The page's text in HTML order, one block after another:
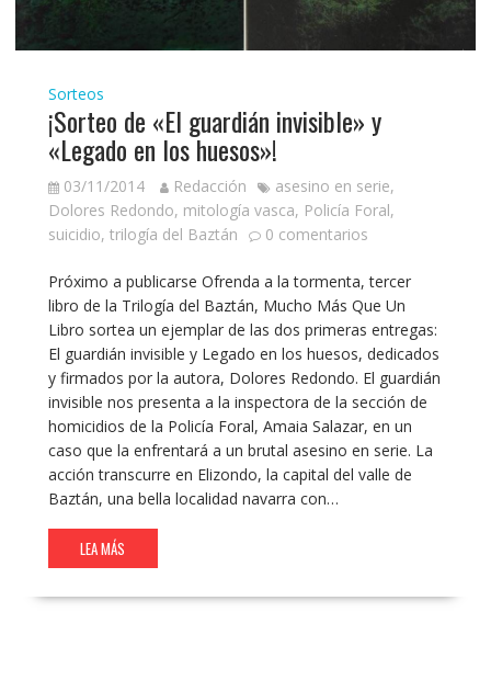
Sorteos
¡Sorteo de «El guardián invisible» y
«Legado en los huesos»!
03/11/2014 Redacción asesino en serie,
Dolores Redondo, mitología vasca, Policía Foral,
suicidio, trilogía del Baztán 0 comentarios
Próximo a publicarse Ofrenda a la tormenta, tercer
libro de la Trilogía del Baztán, Mucho Más Que Un
Libro sortea un ejemplar de las dos primeras entregas:
El guardián invisible y Legado en los huesos, dedicados
y firmados por la autora, Dolores Redondo. El guardián
invisible nos presenta a la inspectora de la sección de
homicidios de la Policía Foral, Amaia Salazar, en un
caso que la enfrentará a un brutal asesino en serie. La
acción transcurre en Elizondo, la capital del valle de
Baztán, una bella localidad navarra con…
LEA MÁS